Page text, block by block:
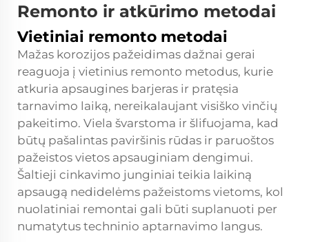
Remonto ir atkūrimo metodai
Vietiniai remonto metodai
Mažas korozijos pažeidimas dažnai gerai
reaguoja į vietinius remonto metodus, kurie
atkuria apsaugines barjeras ir pratęsia
tarnavimo laiką, nereikalaujant visiško vinčių
pakeitimo. Viela švarstoma ir šlifuojama, kad
būtų pašalintas paviršinis rūdas ir paruoštos
pažeistos vietos apsauginiam dengimui.
Šaltieji cinkavimo junginiai teikia laikiną
apsaugą nedidelėms pažeistoms vietoms, kol
nuolatiniai remontai gali būti suplanuoti per
numatytus techninio aptarnavimo langus.